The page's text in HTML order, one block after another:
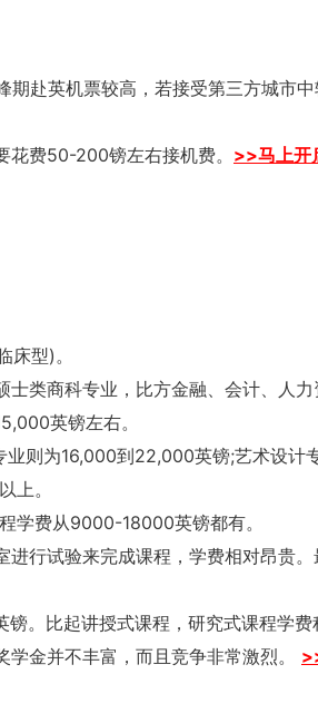
赴英机票较高，若接受第三方城市中
费50-200镑左右接机费。 >>马上开
型)。
类商科专业，比方金融、会计、人力
英镑左右。
则为16,000到22,000英镑;艺术设计
上。
学费从9000-18000英镑都有。
行试验来完成课程，学费相对昂贵。
。比起讲授式课程，研究式课程学费
金并不丰富，而且竞争非常激烈。